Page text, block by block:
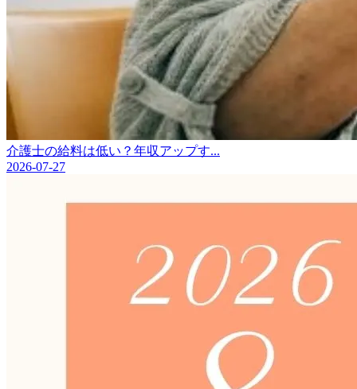
介護士の給料は低い？年収アップす...
2026-07-27